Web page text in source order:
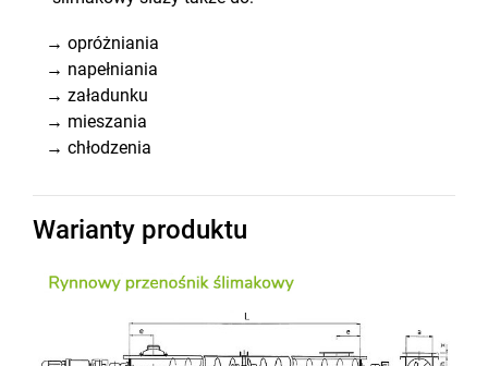
→ opróżniania
→ napełniania
→ załadunku
→ mieszania
→ chłodzenia
Warianty produktu